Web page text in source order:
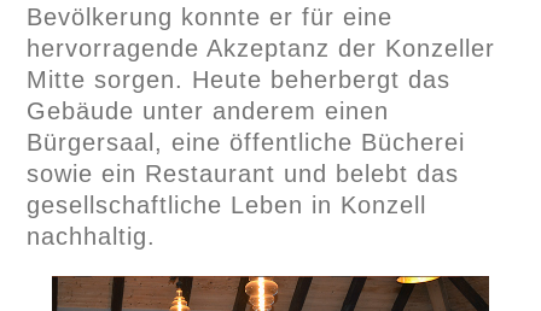
Bevölkerung konnte er für eine
hervorragende Akzeptanz der Konzeller
Mitte sorgen. Heute beherbergt das
Gebäude unter anderem einen
Bürgersaal, eine öffentliche Bücherei
sowie ein Restaurant und belebt das
gesellschaftliche Leben in Konzell
nachhaltig.